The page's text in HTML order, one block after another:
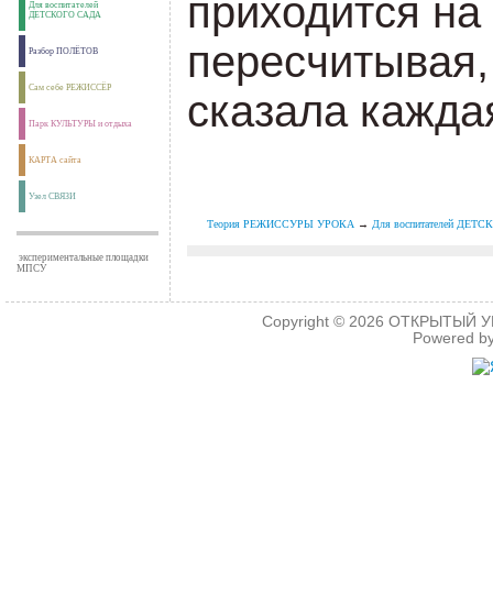
Для воспитателей
ДЕТСКОГО САДА
Разбор ПОЛЁТОВ
Сам себе РЕЖИССЁР
Парк КУЛЬТУРЫ и отдыха
КАРТА сайта
Узел СВЯЗИ
экспериментальные площадки
МПСУ
приходится на
сказала
Теория РЕЖИССУРЫ УРОКА → Для воспитателей
Copyright © 2026ОТКРЫТЫЙ
Powered